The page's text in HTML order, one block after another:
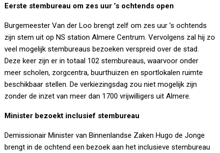
Eerste stembureau om zes uur ’s ochtends open
Burgemeester Van der Loo brengt zelf om zes uur ’s ochtends
zijn stem uit op NS station Almere Centrum. Vervolgens zal hij zo
veel mogelijk stembureaus bezoeken verspreid over de stad.
Deze keer zijn er in totaal 102 stembureaus, waarvoor onder
meer scholen, zorgcentra, buurthuizen en sportlokalen ruimte
beschikbaar stellen. De verkiezingsdag zou niet mogelijk zijn
zonder de inzet van meer dan 1700 vrijwilligers uit Almere.
Minister bezoekt inclusief stembureau
Demissionair Minister van Binnenlandse Zaken Hugo de Jonge
brengt in de ochtend een bezoek aan het inclusieve stembureau